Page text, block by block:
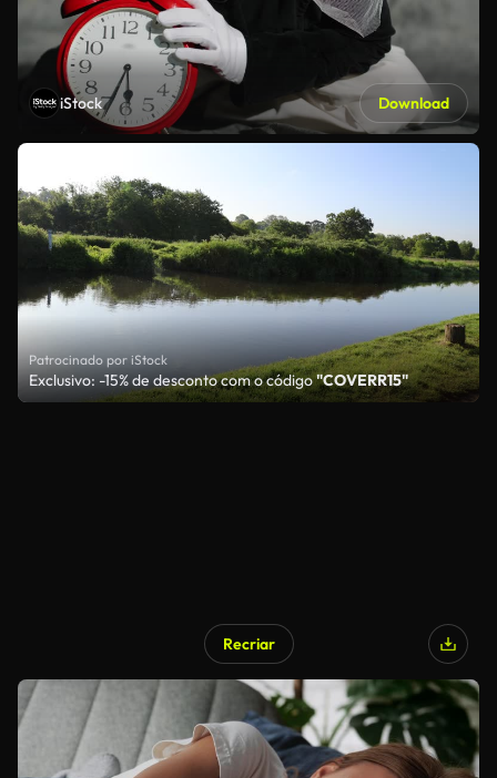
iStock Download
Patrocinado por iStock
Exclusivo: -15% de desconto com o código"COVERR15"
Recriar